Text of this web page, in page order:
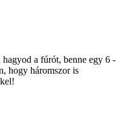
a fúrót, benne egy 6 -
hogy háromszor is